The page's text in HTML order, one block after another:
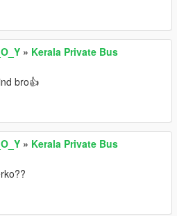
» Kerala Private Bus
bro👍
» Kerala Private Bus